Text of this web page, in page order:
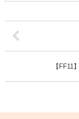
【FF11